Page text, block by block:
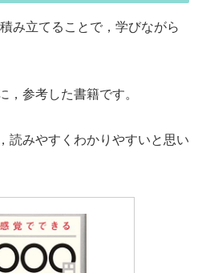
み立てることで，学びながら
，参考した書籍です。
読みやすくわかりやすいと思い